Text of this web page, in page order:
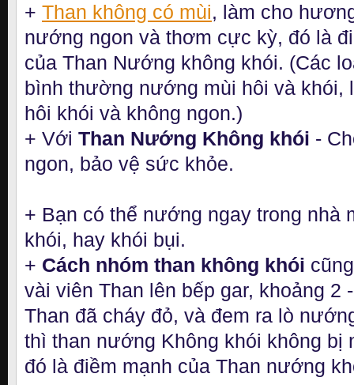
+ Than không có mùi, làm cho
nướng ngon và thơm cực kỳ, đó là
của Than Nướng không khói. (Các
bình thường nướng mùi hôi và khói,
hôi khói và không ngon.)
+ Với Than Nướng Không khói -
ngon, bảo vệ sức khỏe.
+ Bạn có thể nướng ngay trong nhà
khói, hay khói bụi.
+ Cách nhóm than không khói
vài viên Than lên bếp gar, khoảng 2
Than đã cháy đỏ, và đem ra lò
thì than nướng Không khói không bị
đó là điềm mạnh của Than nướng